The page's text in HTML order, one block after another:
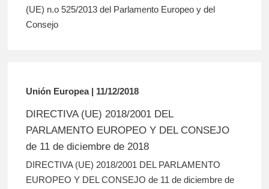
(UE) n.o 525/2013 del Parlamento Europeo y del
Consejo
Unión Europea | 11/12/2018
DIRECTIVA (UE) 2018/2001 DEL
PARLAMENTO EUROPEO Y DEL CONSEJO
de 11 de diciembre de 2018
DIRECTIVA (UE) 2018/2001 DEL PARLAMENTO
EUROPEO Y DEL CONSEJO de 11 de diciembre de